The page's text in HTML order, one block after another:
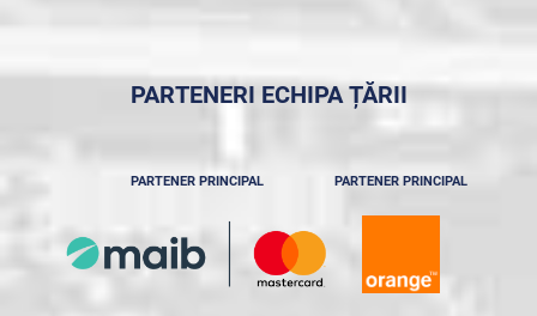
PARTENERI ECHIPA ȚĂRII
PARTENER PRINCIPAL PARTENER PRINCIPAL